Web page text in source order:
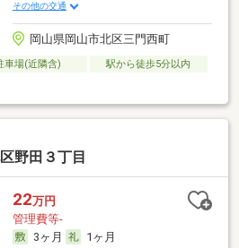
その他の交通
岡山県岡山市北区三門西町
車場(近隣含)
駅から徒歩5分以内
野田３丁目
22万円
管理費等-
3ヶ月
1ヶ月